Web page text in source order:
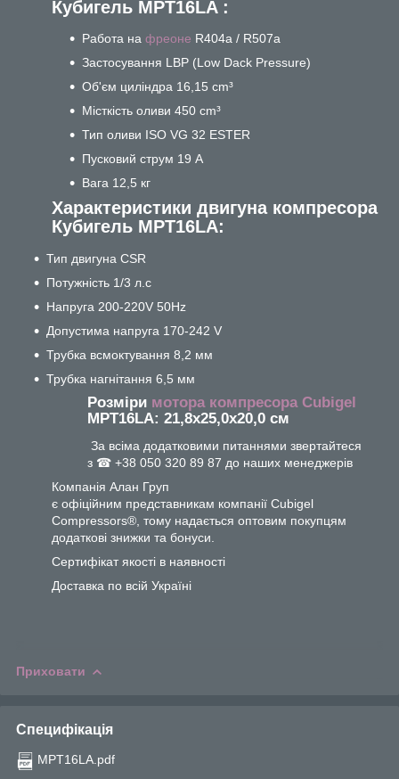
Кубигель MPT16LA :
Работа на фреоне R404a / R507a
Застосування LBР (Low Dack Pressure)
Об'єм циліндра 16,15 cm³
Місткість оливи 450 cm³
Тип оливи ISO VG 32 ESTER
Пусковий струм 19 А
Вага 12,5 кг
Характеристики двигуна компресора
Кубигель MPT16LA:
Тип двигуна CSR
Потужність 1/3 л.с
Напруга 200-220V 50Hz
Допустима напруга 170-242 V
Трубка всмоктування 8,2 мм
Трубка нагнітання 6,5 мм
Розміри мотора компресора Cubigel
MPT16LA: 21,8х25,0х20,0 см
За всіма додатковими питаннями звертайтеся
з ☎ +38 050 320 89 87 до наших менеджерів
Компанія Алан Груп
є офіційним представникам компанії Cubigel
Compressors®, тому надається оптовим покупцям
додаткові знижки та бонуси.
Сертифікат якості в наявності
Доставка по всій Україні
Приховати
Специфікація
MPT16LA.pdf